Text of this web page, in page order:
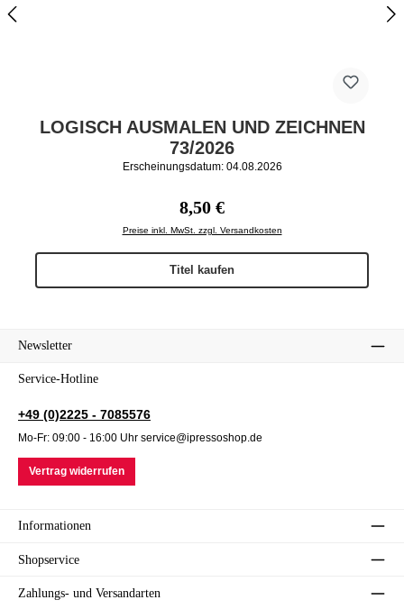
LOGISCH AUSMALEN UND ZEICHNEN
73/2026
Erscheinungsdatum: 04.08.2026
Regulärer Preis:
8,50 €
Preise inkl. MwSt. zzgl. Versandkosten
Titel kaufen
Newsletter
Service-Hotline
+49 (0)2225 - 7085576
Mo-Fr: 09:00 - 16:00 Uhr service@ipressoshop.de
Vertrag widerrufen
Informationen
Shopservice
Zahlungs- und Versandarten